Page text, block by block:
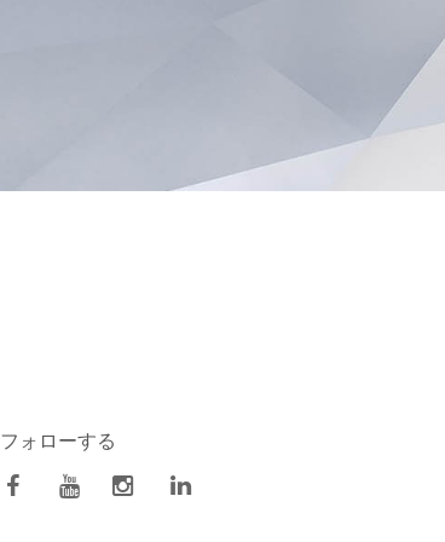
フォローする
facebookYoutubeInstagram